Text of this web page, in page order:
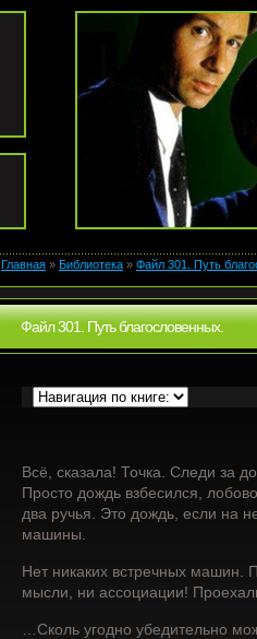
Главная » Библиотека » Файл 301. Путь
Файл 301. Путь благословенных.
Всё, сказала! Точка. Следи за
Просто дождь взбесился,
два ручья. Это дождь, если на
машины.
Нет никаких встречных
мысли, ни ассоциации!
…Сколь угодно убедительно